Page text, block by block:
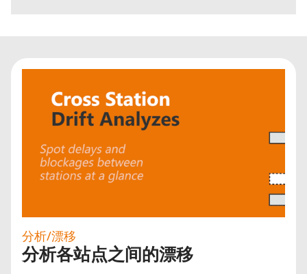
分析/漂移
分析各站点之间的漂移